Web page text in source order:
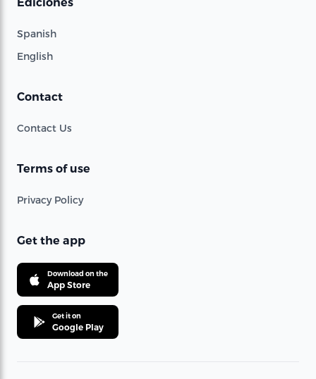
Spanish
English
Contact
Contact Us
Terms of use
Privacy Policy
Get the app
Download on the
App Store
Get it on
Google Play